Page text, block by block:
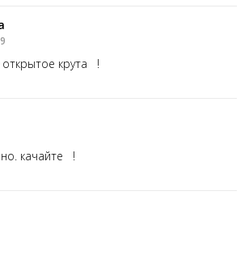
открытое крута !
качайте !